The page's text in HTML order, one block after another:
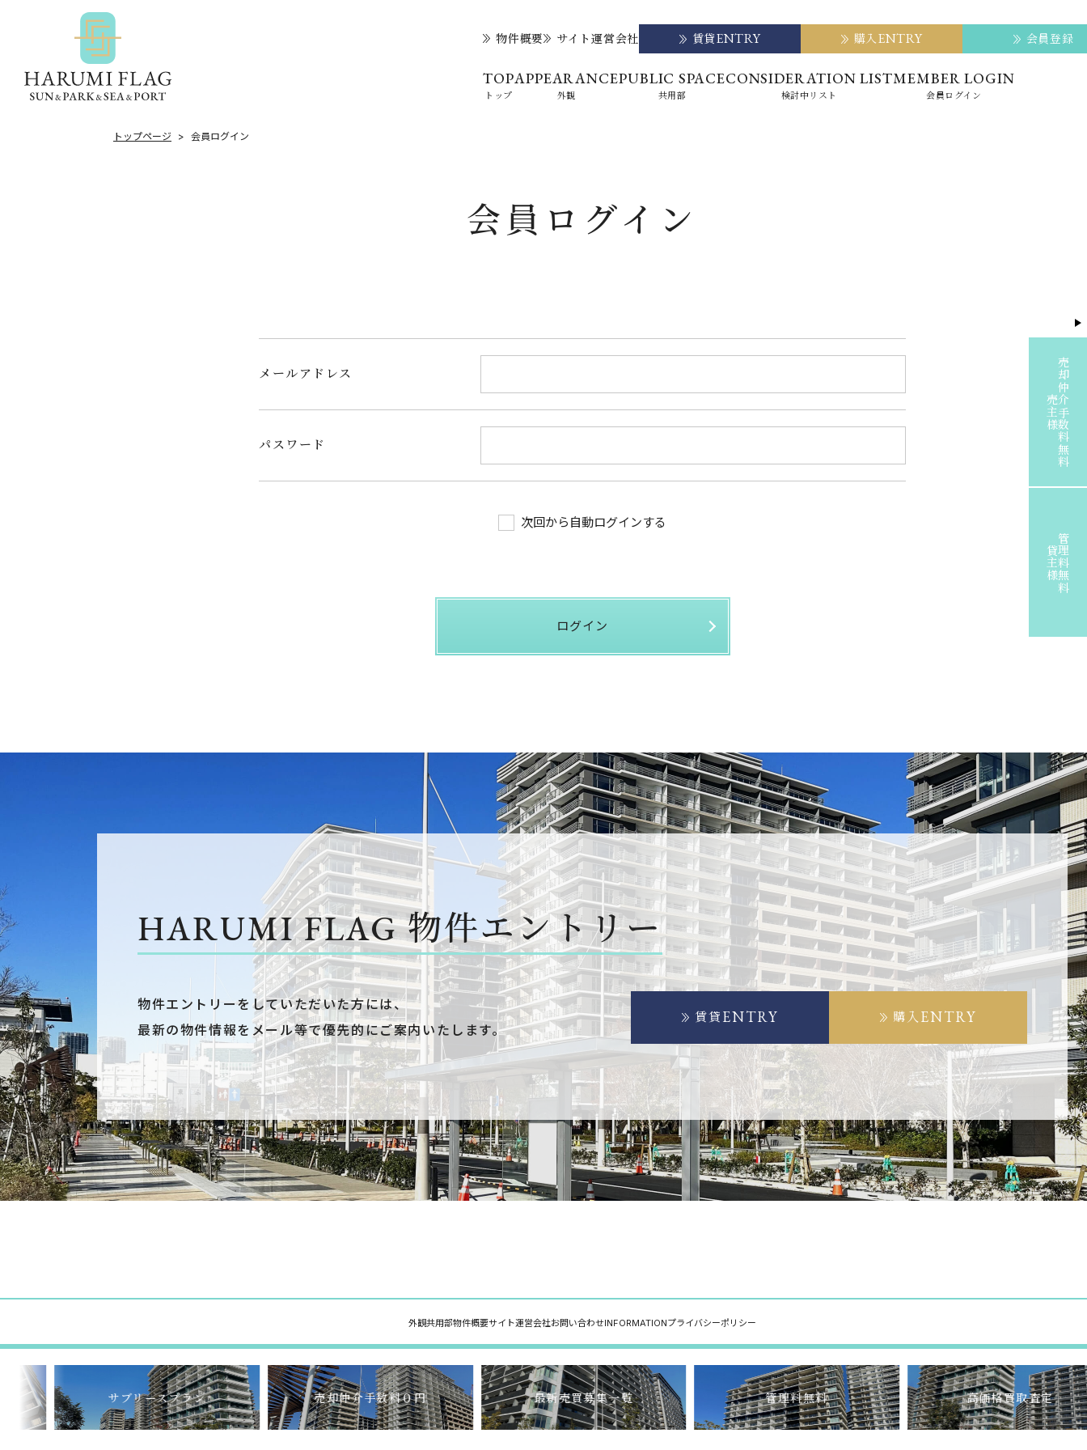
物件概要 サイト運営会社 賃貸ENTRY 購入ENTRY 会員登録
TOP
トップ
APPEARANCE
外観
PUBLIC SPACE
共用部
CONSIDERATION LIST
検討中リスト
MEMBER LOGIN
会員ログイン
トップページ 会員ログイン
会員ログイン
メールアドレス
パスワード
次回から自動ログインする
ログイン
HARUMI FLAG物件エントリー
物件エントリーをしていただいた方には、
最新の物件情報をメール等で優先的にご案内いたします。
賃貸 ENTRY 購入 ENTRY
外観共用部物件概要サイト運営会社お問い合わせINFORMATIONプライバシーポリシー
サブリースプラン 売却仲介手数料０円 最新売買募集一覧 管理料無料 高価格買取査定
売主様売却仲介手数料無料
貸主様管理料無料